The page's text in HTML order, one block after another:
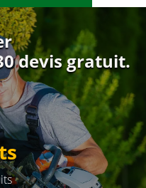
devis gratuit.